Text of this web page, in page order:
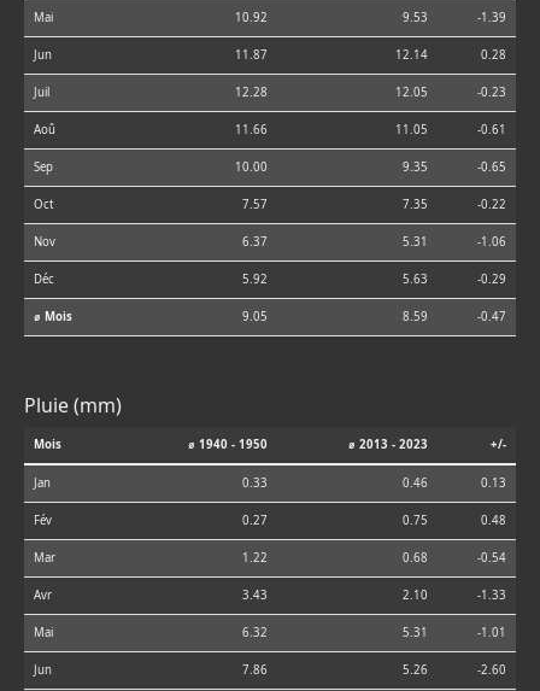
Mai 10.92 9.53 -1.39
Jun 11.87 12.14 0.28
Juil 12.28 12.05 -0.23
Aoû 11.66 11.05 -0.61
Sep 10.00 9.35 -0.65
Oct 7.57 7.35 -0.22
Nov 6.37 5.31 -1.06
Déc 5.92 5.63 -0.29
⌀ Mois 9.05 8.59 -0.47
Pluie (mm)
Mois ⌀ 1940 - 1950 ⌀ 2013 - 2023 +/-
Jan 0.33 0.46 0.13
Fév 0.27 0.75 0.48
Mar 1.22 0.68 -0.54
Avr 3.43 2.10 -1.33
Mai 6.32 5.31 -1.01
Jun 7.86 5.26 -2.60